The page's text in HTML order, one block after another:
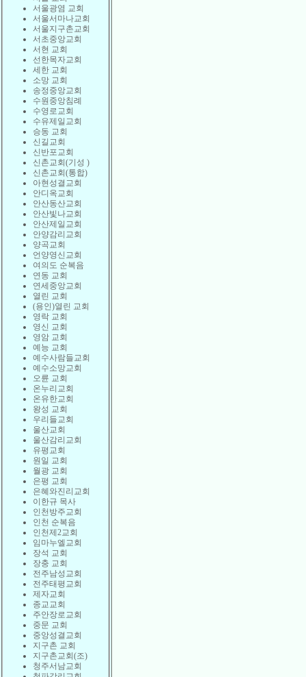
서울광염 교회
서울서마나교회
서울지구촌교회
서초중앙교회
서현 교회
선한목자교회
세한 교회
소망 교회
송정중앙교회
수원중앙침례
수영로교회
수유제일교회
승동 교회
신길교회
신반포교회
신촌교회(기성 )
신촌교회(통합)
아현성결교회
안디옥교회
안산동산교회
안산빛나교회
안산제일교회
안양감리교회
양곡교회
언양영신교회
여의도 순복음
연동 교회
연세중앙교회
열린 교회
(용인)열린 교회
영락 교회
영신 교회
영암 교회
예능 교회
예수사람들교회
예수소망교회
오륜 교회
온누리교회
온유한교회
왕성 교회
우리들교회
울산교회
울산감리교회
유평교회
원일 교회
월광 교회
은평 교회
은혜와진리교회
이한규 목사
인천방주교회
인천 순복음
인천제2교회
임마누엘교회
장석 교회
장충 교회
전주남성교회
전주태평교회
제자교회
종교교회
주안장로교회
중문 교회
중앙성결교회
지구촌 교회
지구촌교회(조)
청주서남교회